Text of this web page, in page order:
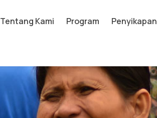
Tentang Kami Program Penyikapan